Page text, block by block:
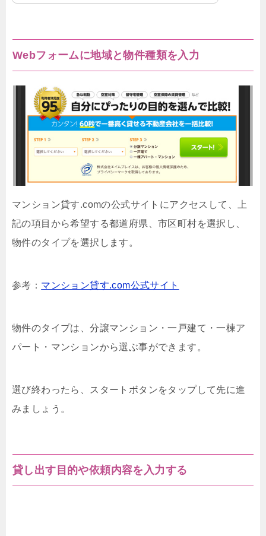
Webフォームに地域と物件種類を入力
マンション貸す.comの公式サイトにアクセスして、上
記の項目から希望する都道府県、市区町村を選択し、
物件のタイプを選択します。
参考： マンション貸す.com公式サイト
物件のタイプは、分譲マンション・一戸建て・一棟ア
パート・マンションから選ぶ事ができます。
選び終わったら、スタートボタンをタップして先に進
みましょう。
貸し出す目的や依頼内容を入力する